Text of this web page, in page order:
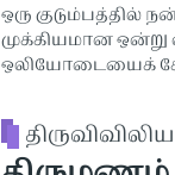
ஒரு குடும்பத்தில்
முக்கியமான
ஒலியோடையைக்